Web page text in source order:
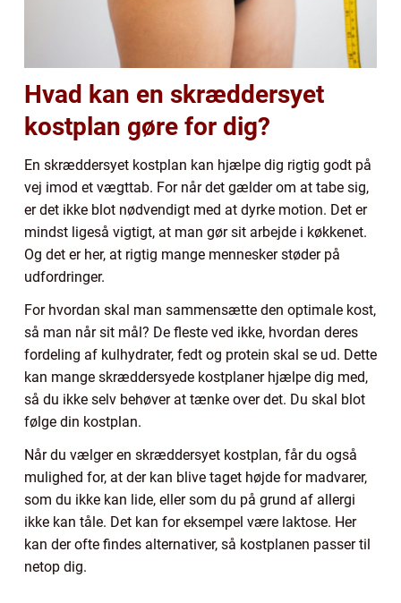
Hvad kan en skræddersyet
kostplan gøre for dig?
En skræddersyet kostplan kan hjælpe dig rigtig godt på
vej imod et vægttab. For når det gælder om at tabe sig,
er det ikke blot nødvendigt med at dyrke motion. Det er
mindst ligeså vigtigt, at man gør sit arbejde i køkkenet.
Og det er her, at rigtig mange mennesker støder på
udfordringer.
For hvordan skal man sammensætte den optimale kost,
så man når sit mål? De fleste ved ikke, hvordan deres
fordeling af kulhydrater, fedt og protein skal se ud. Dette
kan mange skræddersyede kostplaner hjælpe dig med,
så du ikke selv behøver at tænke over det. Du skal blot
følge din kostplan.
Når du vælger en skræddersyet kostplan, får du også
mulighed for, at der kan blive taget højde for madvarer,
som du ikke kan lide, eller som du på grund af allergi
ikke kan tåle. Det kan for eksempel være laktose. Her
kan der ofte findes alternativer, så kostplanen passer til
netop dig.